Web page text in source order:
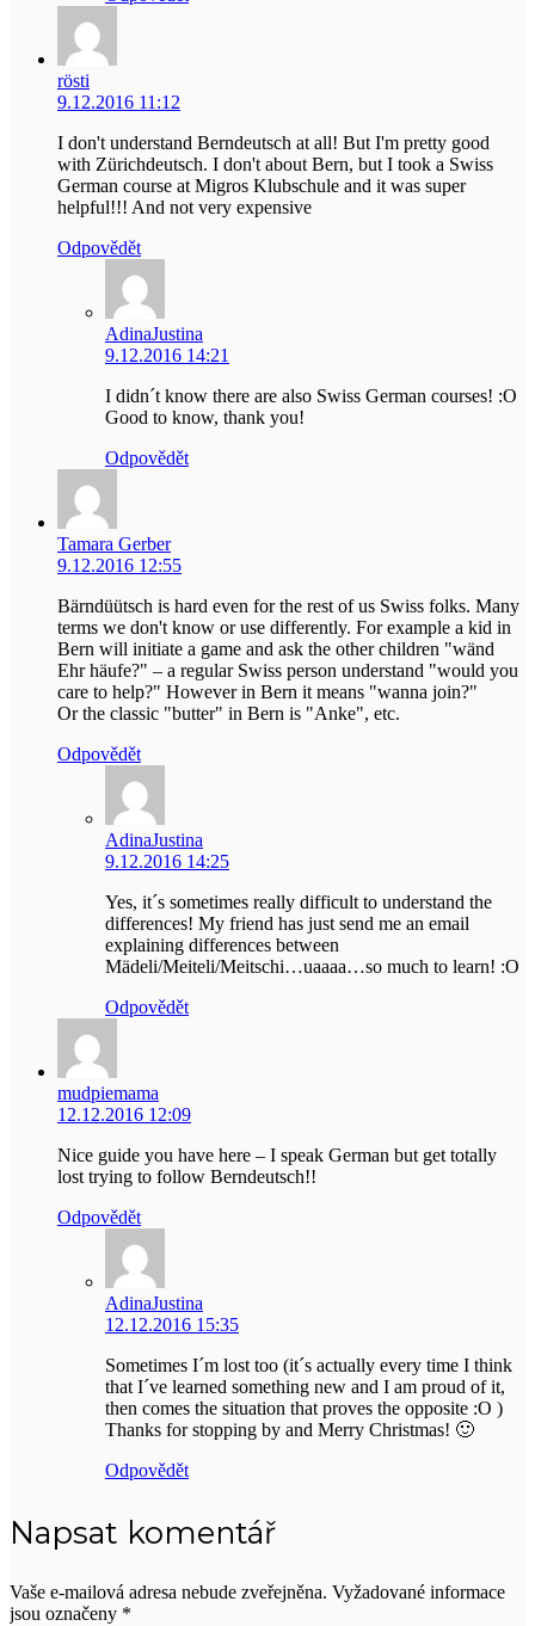
rösti
9.12.2016 11:12
I don't understand Berndeutsch at all! But I'm pretty good
with Zürichdeutsch. I don't about Bern, but I took a Swiss
German course at Migros Klubschule and it was super
helpful!!! And not very expensive
Odpovědět
AdinaJustina
9.12.2016 14:21
I didn´t know there are also Swiss German courses! :O
Good to know, thank you!
Odpovědět
Tamara Gerber
9.12.2016 12:55
Bärndüütsch is hard even for the rest of us Swiss folks. Many
terms we don't know or use differently. For example a kid in
Bern will initiate a game and ask the other children "wänd
Ehr häufe?" – a regular Swiss person understand "would you
care to help?" However in Bern it means "wanna join?"
Or the classic "butter" in Bern is "Anke", etc.
Odpovědět
AdinaJustina
9.12.2016 14:25
Yes, it´s sometimes really difficult to understand the
differences! My friend has just send me an email
explaining differences between
Mädeli/Meiteli/Meitschi…uaaaa…so much to learn! :O
Odpovědět
mudpiemama
12.12.2016 12:09
Nice guide you have here – I speak German but get totally
lost trying to follow Berndeutsch!!
Odpovědět
AdinaJustina
12.12.2016 15:35
Sometimes I´m lost too (it´s actually every time I think
that I´ve learned something new and I am proud of it,
then comes the situation that proves the opposite :O )
Thanks for stopping by and Merry Christmas! 🙂
Odpovědět
Napsat komentář
Vaše e-mailová adresa nebude zveřejněna. Vyžadované informace
jsou označeny *